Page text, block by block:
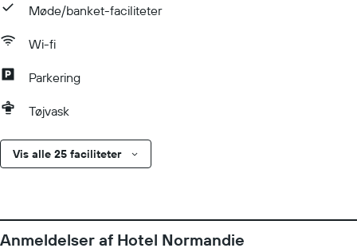
Møde/banket-faciliteter
Wi-fi
Parkering
Tøjvask
Vis alle 25 faciliteter
Anmeldelser af Hotel Normandie